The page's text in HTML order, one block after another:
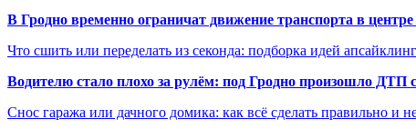
В Гродно временно ограничат движение транспорта в
Что сшить или переделать из секонда: подборка идей
Водителю стало плохо за рулём: под Гродно произошло ДТП
Снос гаража или дачного домика: как всё сделать правильно и